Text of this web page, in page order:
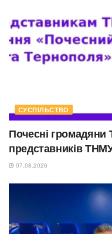
СУСПІЛЬСТВО
Почесні громадяни
представників
07.08.2026